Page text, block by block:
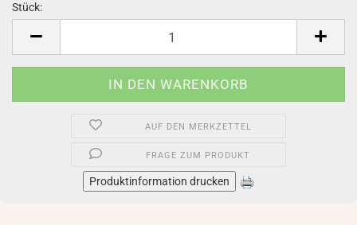
Stück:
AUF DEN MERKZETTEL
FRAGE ZUM PRODUKT
Produktinformation drucken